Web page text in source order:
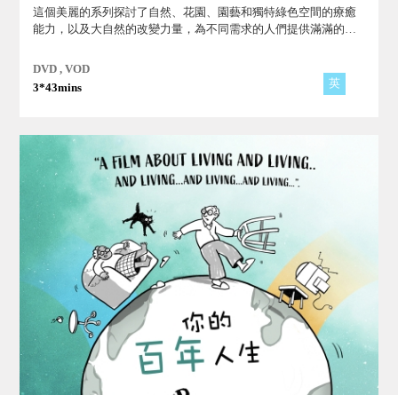
這個美麗的系列探討了自然、花園、園藝和獨特綠色空間的療癒
能力，以及大自然的改變力量，為不同需求的人們提供滿滿的健
DVD , VOD
3*43mins
英